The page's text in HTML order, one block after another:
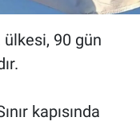
90 gün
kapısında